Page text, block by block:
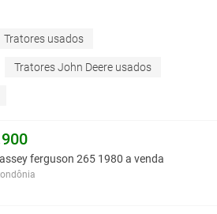
Tratores usados
Tratores John Deere usados
ferguson 265 1980 a venda